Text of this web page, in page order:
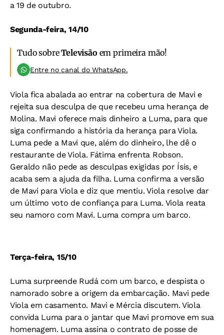
a 19 de outubro.
Segunda-feira, 14/10
Tudo sobreTelevisão em primeira mão!
Entre no canal do WhatsApp.
Viola fica abalada ao entrar na cobertura de Mavi e
rejeita sua desculpa de que recebeu uma herança de
Molina. Mavi oferece mais dinheiro a Luma, para que
siga confirmando a história da herança para Viola.
Luma pede a Mavi que, além do dinheiro, lhe dê o
restaurante de Viola. Fátima enfrenta Robson.
Geraldo não pede as desculpas exigidas por Ísis, e
acaba sem a ajuda da filha. Luma confirma a versão
de Mavi para Viola e diz que mentiu. Viola resolve dar
um último voto de confiança para Luma. Viola reata
seu namoro com Mavi. Luma compra um barco.
Terça-feira, 15/10
Luma surpreende Rudá com um barco, e despista o
namorado sobre a origem da embarcação. Mavi pede
Viola em casamento. Mavi e Mércia discutem. Viola
convida Luma para o jantar que Mavi promove em sua
homenagem. Luma assina o contrato de posse de